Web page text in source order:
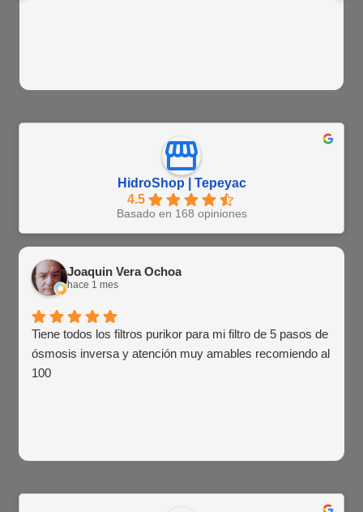
HidroShop | Tepeyac
4.5
Basado en 168 opiniones
Joaquin Vera Ochoa
hace 1 mes
Tiene todos los filtros purikor para mi filtro de 5 pasos de
ósmosis inversa y atención muy amables recomiendo al
100